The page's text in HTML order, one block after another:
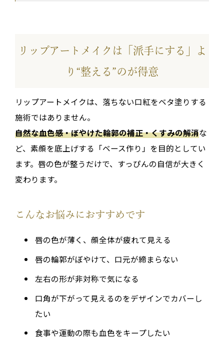
リップアートメイクは「派手にする」よ
り“整える”のが得意
リップアートメイクは、落ちない口紅をベタ塗りする
施術ではありません。
自然な血色感・ぼやけた輪郭の補正・くすみの解消な
ど、素顔を底上げする「ベース作り」を目的としてい
ます。唇の色が整うだけで、すっぴんの自信が大きく
変わります。
こんなお悩みにおすすめです
唇の色が薄く、顔全体が疲れて見える
唇の輪郭がぼやけて、口元が締まらない
左右の形が非対称で気になる
口角が下がって見えるのをデザインでカバーし
たい
食事や運動の際も血色をキープしたい